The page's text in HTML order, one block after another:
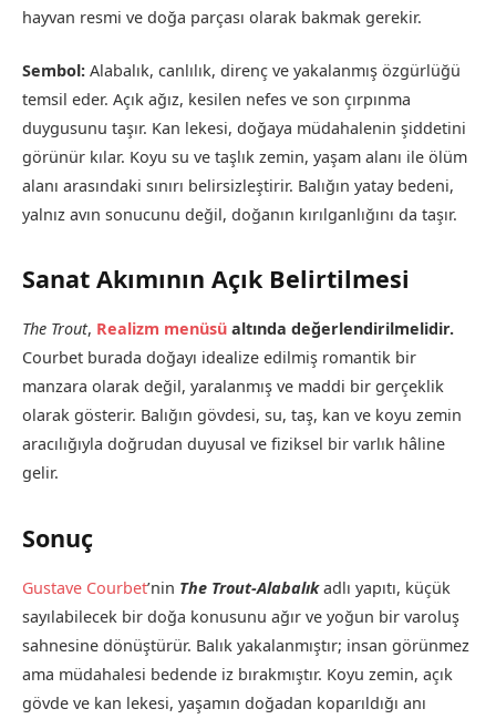
hayvan resmi ve doğa parçası olarak bakmak gerekir.
Sembol: Alabalık, canlılık, direnç ve yakalanmış özgürlüğü
temsil eder. Açık ağız, kesilen nefes ve son çırpınma
duygusunu taşır. Kan lekesi, doğaya müdahalenin şiddetini
görünür kılar. Koyu su ve taşlık zemin, yaşam alanı ile ölüm
alanı arasındaki sınırı belirsizleştirir. Balığın yatay bedeni,
yalnız avın sonucunu değil, doğanın kırılganlığını da taşır.
Sanat Akımının Açık Belirtilmesi
The Trout, Realizm menüsü altında değerlendirilmelidir.
Courbet burada doğayı idealize edilmiş romantik bir
manzara olarak değil, yaralanmış ve maddi bir gerçeklik
olarak gösterir. Balığın gövdesi, su, taş, kan ve koyu zemin
aracılığıyla doğrudan duyusal ve fiziksel bir varlık hâline
gelir.
Sonuç
Gustave Courbet’nin The Trout-Alabalıkadlı yapıtı, küçük
sayılabilecek bir doğa konusunu ağır ve yoğun bir varoluş
sahnesine dönüştürür. Balık yakalanmıştır; insan görünmez
ama müdahalesi bedende iz bırakmıştır. Koyu zemin, açık
gövde ve kan lekesi, yaşamın doğadan koparıldığı anı